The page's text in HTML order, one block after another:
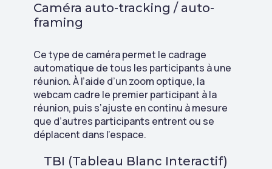
Caméra auto-tracking / auto-
framing
Ce type de caméra permet le cadrage
automatique de tous les participants à une
réunion. À l’aide d’un zoom optique, la
webcam cadre le premier participant à la
réunion, puis s’ajuste en continu à mesure
que d’autres participants entrent ou se
déplacent dans l’espace.
TBI (Tableau Blanc Interactif)